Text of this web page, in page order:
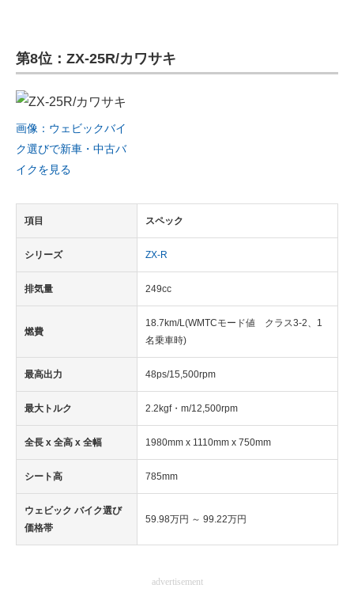
第8位：ZX-25R/カワサキ
画像：ウェビックバイ
ク選びで新車・中古バ
イクを見る
項目 スペック
シリーズ ZX-R
排気量 249cc
燃費
18.7km/L(WMTCモード値 クラス3-2、1
名乗車時)
最高出力 48ps/15,500rpm
最大トルク 2.2kgf・m/12,500rpm
全長 x 全高 x 全幅 1980mm x 1110mm x 750mm
シート高 785mm
ウェビック バイク選び
価格帯
59.98万円 ～ 99.22万円
advertisement